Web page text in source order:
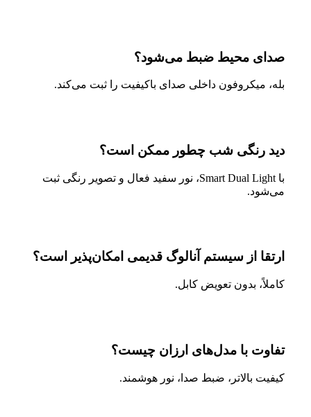
صدای محیط ضبط می‌شود؟
بله، میکروفون داخلی صدای باکیفیت را ثبت می‌کند.
دید رنگی شب چطور ممکن است؟
با Smart Dual Light، نور سفید فعال و تصویر رنگی ثبت
می‌شود.
ارتقا از سیستم آنالوگ قدیمی امکان‌پذیر است؟
کاملاً، بدون تعویض کابل.
تفاوت با مدل‌های ارزان چیست؟
کیفیت بالاتر، ضبط صدا، نور هوشمند.